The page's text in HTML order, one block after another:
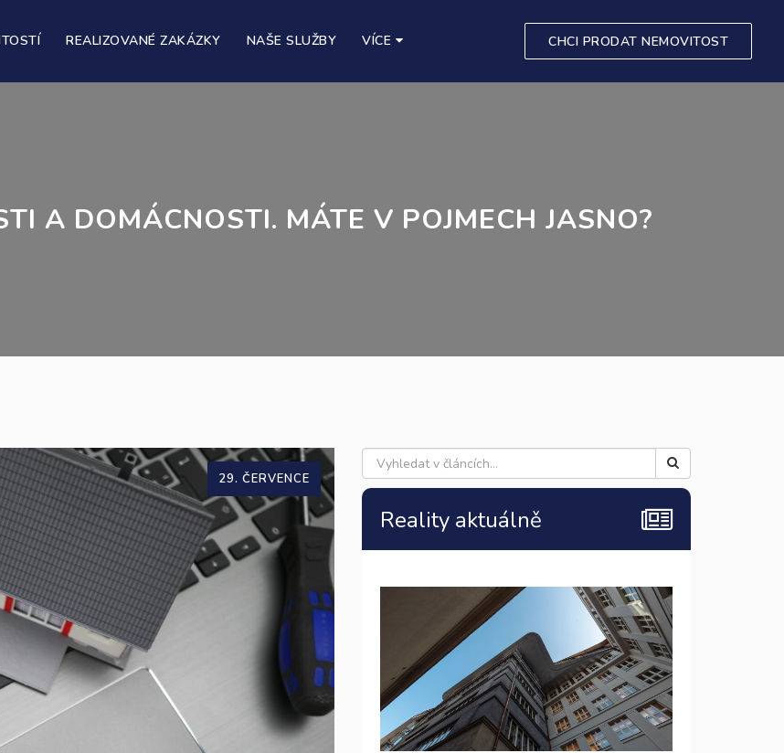
REALIZOVANÉ ZAKÁZKY NAŠE SLUŽBY VÍCE CHCI PRODAT NEMOVITOST
A DOMÁCNOSTI. MÁTE V POJMECH JASNO?
29. ČERVENCE
Reality aktuálně